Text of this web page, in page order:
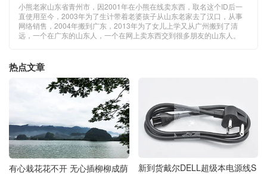
小熊老家山东省青州市，因2001年在小熊在线卖东西，取名这个ID后一
直使用至今，2003年为了生计带着老婆孩子从山东老家去了汉口，从事
网络销售，2004年搬到广东，2013年为了女儿上学又从广州搬到了清
远，一个在广东的山东人，一个在网上卖东西交到很多朋友的山东人。
热点文章
有心栽花花不开 无心插柳柳成荫
新到货戴尔DELL超级本电源线S